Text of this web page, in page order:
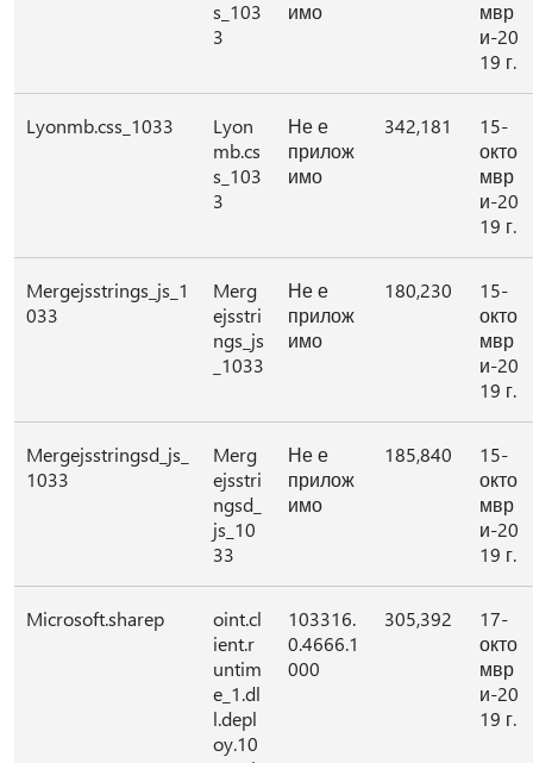
s_103
3
имо
мвр
и-20
19 г.
Lyonmb.css_1033
Lyon
mb.cs
s_103
3
Не е
прилож
имо
342,181
15-
окто
мвр
и-20
19 г.
Mergejsstrings_js_1
033
Merg
ejsstri
ngs_js
_1033
Не е
прилож
имо
180,230
15-
окто
мвр
и-20
19 г.
Mergejsstringsd_js_
1033
Merg
ejsstri
ngsd_
js_10
33
Не е
прилож
имо
185,840
15-
окто
мвр
и-20
19 г.
Microsoft.sharep
oint.cl
ient.r
untim
e_1.dl
l.depl
oy.10
103316.
0.4666.1
000
305,392
17-
окто
мвр
и-20
19 г.